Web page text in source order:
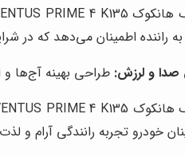
راننده اطمینان می‌دهد که در
و لرزش: طراحی بهینه آج‌ها
خودرو تجربه رانندگی آرام